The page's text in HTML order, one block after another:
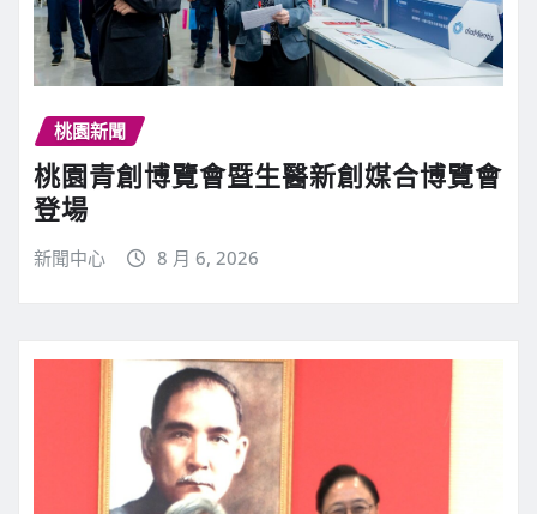
桃園新聞
桃園青創博覽會暨生醫新創媒合博覽會
登場
新聞中心 8 月 6, 2026